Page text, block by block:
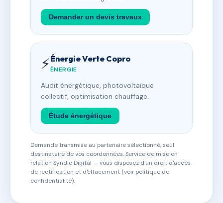
Demander un devis travaux
⚡Énergie Verte Copro
ÉNERGIE
Audit énergétique, photovoltaïque
collectif, optimisation chauffage.
Étude énergétique
Demande transmise au partenaire sélectionné, seul
destinataire de vos coordonnées. Service de mise en
relation Syndic Digital — vous disposez d'un droit d'accès,
de rectification et d'effacement (voir politique de
confidentialité).